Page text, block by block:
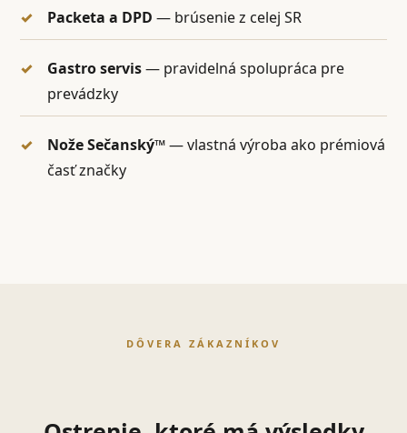
Packeta a DPD — brúsenie z celej SR
Gastro servis— pravidelná spolupráca pre
prevádzky
Nože Sečanský™— vlastná výroba ako prémiová
časť značky
DÔVERA ZÁKAZNÍKOV